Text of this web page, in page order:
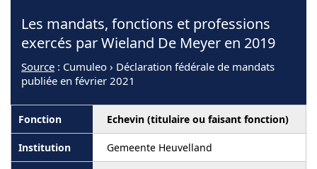
Les mandats, fonctions et professions
exercés par Wieland De Meyer en 2019
Source : Cumuleo › Déclaration fédérale de mandats
publiée en février 2021
Echevin (titulaire ou faisant fonction)
Gemeente Heuvelland